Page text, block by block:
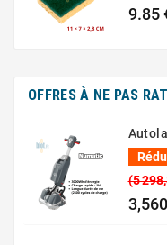
9.85
OFFRES À NE PAS
(5